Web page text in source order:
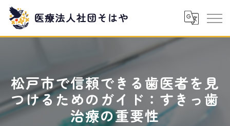
松戸市で信頼できる歯医者を見
つけるためのガイド：すきっ歯
治療の重要性